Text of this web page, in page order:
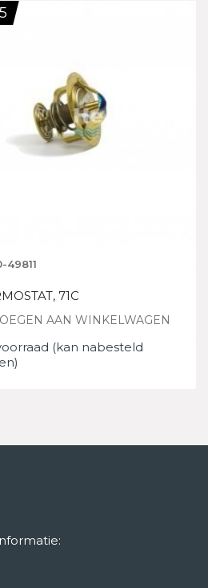
49811
71C
AAN WINKELWAGEN
(kan nabesteld